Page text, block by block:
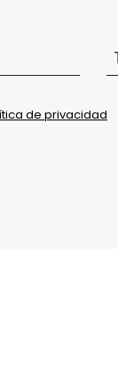
de privacidad